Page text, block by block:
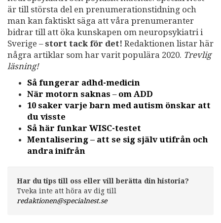
är till största del en prenumerationstidning och
man kan faktiskt säga att våra prenumeranter
bidrar till att öka kunskapen om neuropsykiatri i
Sverige – stort tack för det! Redaktionen listar här
några artiklar som har varit populära 2020. Trevlig
läsning!
Så fungerar adhd-medicin
När motorn saknas –om ADD
10 saker varje barn med autism önskar att
du visste
Så här funkar WISC-testet
Mentalisering – att se sig själv utifrån och
andra inifrån
Har du tips till oss eller vill berätta din historia?
Tveka inte att höra av dig till
redaktionen@specialnest.se